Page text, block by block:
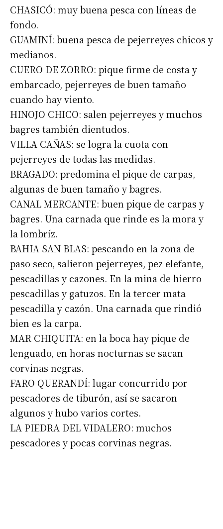
CHASICÓ: muy buena pesca con líneas de
fondo.
GUAMINÍ: buena pesca de pejerreyes chicos y
medianos.
CUERO DE ZORRO: pique firme de costa y
embarcado, pejerreyes de buen tamaño
cuando hay viento.
HINOJO CHICO: salen pejerreyes y muchos
bagres también dientudos.
VILLA CAÑAS: se logra la cuota con
pejerreyes de todas las medidas.
BRAGADO: predomina el pique de carpas,
algunas de buen tamaño y bagres.
CANAL MERCANTE: buen pique de carpas y
bagres. Una carnada que rinde es la mora y
la lombríz.
BAHIA SAN BLAS: pescando en la zona de
paso seco, salieron pejerreyes, pez elefante,
pescadillas y cazones. En la mina de hierro
pescadillas y gatuzos. En la tercer mata
pescadilla y cazón. Una carnada que rindió
bien es la carpa.
MAR CHIQUITA: en la boca hay pique de
lenguado, en horas nocturnas se sacan
corvinas negras.
FARO QUERANDÍ: lugar concurrido por
pescadores de tiburón, así se sacaron
algunos y hubo varios cortes.
LA PIEDRA DEL VIDALERO: muchos
pescadores y pocas corvinas negras.